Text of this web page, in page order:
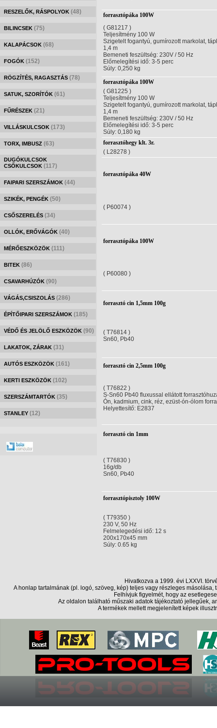
RESZELŐK, RÁSPOLYOK (48)
BILINCSEK (75)
KALAPÁCSOK (68)
FOGÓK (152)
RÖGZÍTÉS, RAGASZTÁS (78)
SATUK, SZORÍTÓK (61)
FŰRÉSZEK (21)
VILLÁSKULCSOK (173)
TORX, IMBUSZ (63)
DUGÓKULCSOK
CSŐKULCSOK (117)
FAIPARI SZERSZÁMOK (44)
SZIKÉK, PENGÉK (50)
CSŐSZERELÉS (34)
OLLÓK, ERŐVÁGÓK (40)
MÉRŐESZKÖZÖK (111)
BITEK (86)
CSAVARHÚZÓK (90)
VÁGÁS,CSISZOLÁS (286)
ÉPÍTŐIPARI SZERSZÁMOK (185)
VÉDŐ ÉS JELÖLŐ ESZKÖZÖK (90)
LAKATOK, ZÁRAK (31)
AUTÓS ESZKÖZÖK (161)
KERTI ESZKÖZÖK (102)
SZERSZÁMTARTÓK (35)
STANLEY (12)
forrasztópáka 100W
( G81217 )
Teljesítmény 100 W
Szigetelt fogantyú, gumírozott markolat,
1,4 m
Bemeneti feszültség: 230V / 50 Hz
Előmelegítési idő: 3-5 perc
Súly: 0,250 kg
forrasztópáka 100W
( G81225 )
Teljesítmény 100 W
Szigetelt fogantyú, gumírozott markolat,
1,4 m
Bemeneti feszültség: 230V / 50 Hz
Előmelegítési idő: 3-5 perc
Súly: 0,180 kg
forrasztóhegy klt. 3r.
( L28278 )
forrasztópáka 40W
( P60074 )
forrasztópáka 100W
( P60080 )
forrasztó cin 1,5mm 100g
( T76814 )
Sn60, Pb40
forrasztó cin 2,5mm 100g
( T76822 )
S-Sn60 Pb40 fluxussal ellátott
Ón, kadmium, cink, réz, ezüst-ón-ólom
Helyettesítő: E2837
forrasztó cin 1mm
( T76830 )
16g/db
Sn60, Pb40
forrasztópisztoly 100W
( T79350 )
230 V, 50 Hz
Felmelegedési idő: 12 s
200x170x45 mm
Súly: 0.65 kg
Hivatkozva a 1999. évi LXXVI.
A honlap tartalmának (pl. logó, szöveg, kép) teljes vagy részleges
Felhívjuk figyelmét, hogy az
Az oldalon található műszaki adatok tájékoztató jellegűek,
A termékek mellett megjelenített képek